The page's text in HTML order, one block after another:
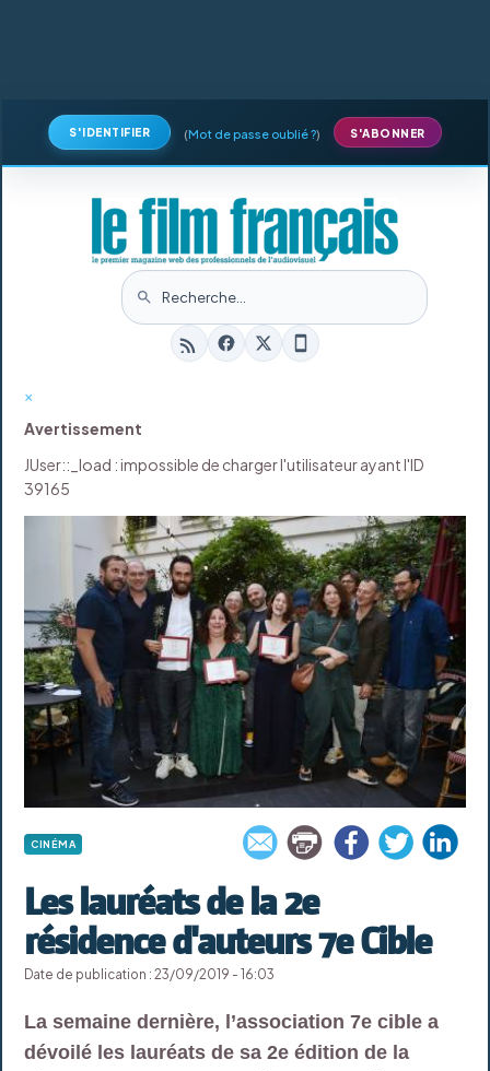
S'IDENTIFIER (Mot de passe oublié ?) S'ABONNER
×
Avertissement
JUser::_load : impossible de charger l'utilisateur ayant l'ID
39165
CINÉMA
Les lauréats de la 2e
résidence d'auteurs 7e Cible
Date de publication : 23/09/2019 - 16:03
La semaine dernière, l’association 7e cible a
dévoilé les lauréats de sa 2e édition de la